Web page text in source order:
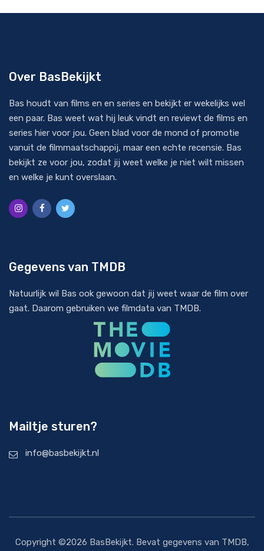
Over BasBekijkt
Bas houdt van films en en series en bekijkt er wekelijks wel
een paar. Bas weet wat hij leuk vindt en reviewt de films en
series hier voor jou. Geen blad voor de mond of promotie
vanuit de filmmaatschappij, maar een echte recensie. Bas
bekijkt ze voor jou, zodat jij weet welke je niet wilt missen
en welke je kunt overslaan.
Gegevens van TMDB
Natuurlijk wil Bas ook gewoon dat jij weet waar de film over
gaat. Daarom gebruiken we filmdata van TMDB.
Mailtje sturen?
info@basbekijkt.nl
Copyright ©2026 BasBekijkt. Bevat gegevens van TMDB,